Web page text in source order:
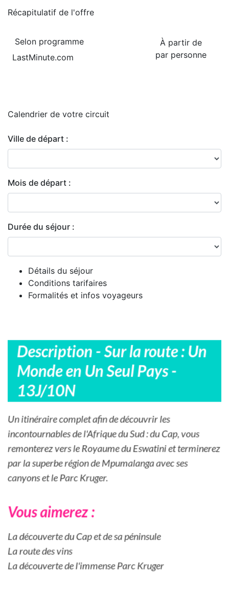
Récapitulatif de l'offre
À partir de
par personne
Selon programme
LastMinute.com
Calendrier de votre circuit
Ville de départ :
Mois de départ :
Durée du séjour :
Détails du séjour
Conditions tarifaires
Formalités et infos voyageurs